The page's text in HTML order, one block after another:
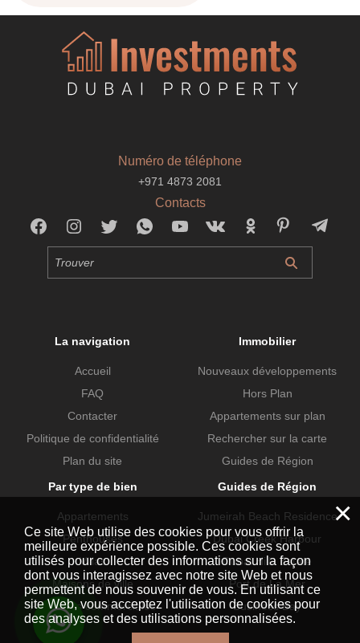
Numéro de téléphone
+971 4873 2081
Contacts
La navigation
Accueil
FAQ
Contacter
Politique de confidentialité
Plan du site
Immobilier
Nouveaux développements
Hors Plan
Appartements sur plan
Rechercher sur la carte
Guides de Région
Par type de bien
Appartements
Penthouses
Villas
Maisons de ville
Propriétés commerciales
Guides de Région
Jumeirah Beach Residence
Dubai Creek Harbour
Dubai Hills Estate
Port de La Mer
Business Bay
×
Ce site Web utilise des cookies pour vous offrir la
meilleure expérience possible. Ces cookies sont
utilisés pour collecter des informations sur la façon
dont vous interagissez avec notre site Web et nous
permettent de nous souvenir de vous. En utilisant ce
site Web, vous acceptez l'utilisation de cookies pour
des analyses et des utilisations personnalisées.